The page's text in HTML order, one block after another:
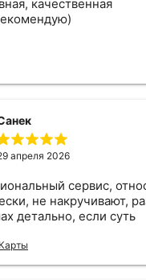
завершены в
вежливость и
могу сказать,
руки профессионалов.
буду рекомендовать
знакомым и,
работу!🤝
качественная
апреля 2026
сервис,
не накручивают,
детально, если суть
остальные говорят что
помогают